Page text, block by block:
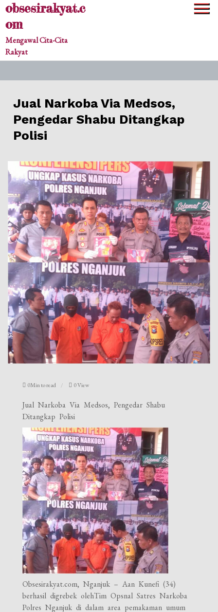
Skipobsesirakyat.c
om
Mengawal Cita-Cita
Rakyat
Jual Narkoba Via Medsos,
Pengedar Shabu Ditangkap
Polisi
0Min to read 0 View
Jual Narkoba Via Medsos, Pengedar Shabu
Ditangkap Polisi
Obsesirakyat.com, Nganjuk – Aan Kunefi (34)
berhasil digrebek olehTim Opsnal Satres Narkoba
Polres Nganjuk di dalam area pemakaman umum